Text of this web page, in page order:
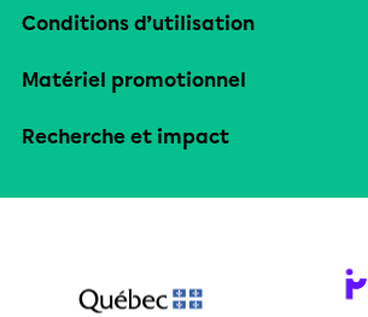
Conditions d’utilisation
Matériel promotionnel
Recherche et impact